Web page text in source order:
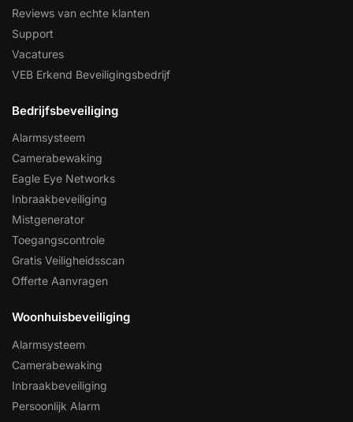
Reviews van echte klanten
Support
Vacatures
VEB Erkend Beveiligingsbedrijf
Bedrijfsbeveiliging
Alarmsysteem
Camerabewaking
Eagle Eye Networks
Inbraakbeveiliging
Mistgenerator
Toegangscontrole
Gratis Veiligheidsscan
Offerte Aanvragen
Woonhuisbeveiliging
Alarmsysteem
Camerabewaking
Inbraakbeveiliging
Persoonlijk Alarm